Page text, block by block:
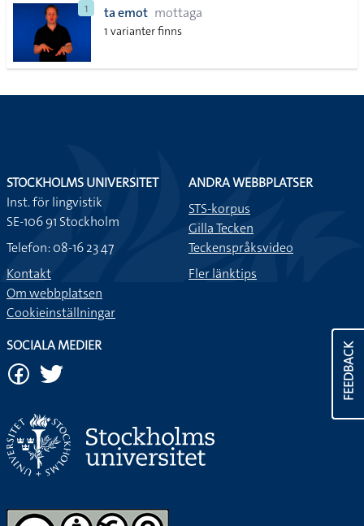
1 ta emot mottaga
1 varianter finns
FEEDBACK
STOCKHOLMS UNIVERSITET
Inst. för lingvistik
SE-106 91 Stockholm
Telefon: 08-16 23 47
Kontakt
Om webbplatsen
Cookieinställningar
ANDRA WEBBPLATSER
STS-korpus
Gilla Tecken
Teckenspråksvideo
Fler länktips
SOCIALA MEDIER